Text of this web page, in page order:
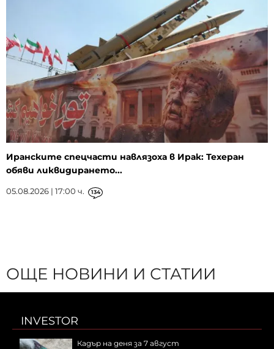
Иранските спецчасти навлязоха в Ирак: Техеран
обяви ликвидирането...
05.08.2026 | 17:00 ч. 134
ОЩЕ НОВИНИ И СТАТИИ
INVESTOR
Кадър на деня за 7 август